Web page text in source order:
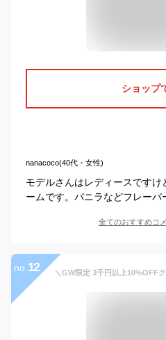
ショップ
nanacoco(40代・女性)
モデルさんはレディースです
ームです。バニラなどフレーバ
全てのおすすめコ
no. 12